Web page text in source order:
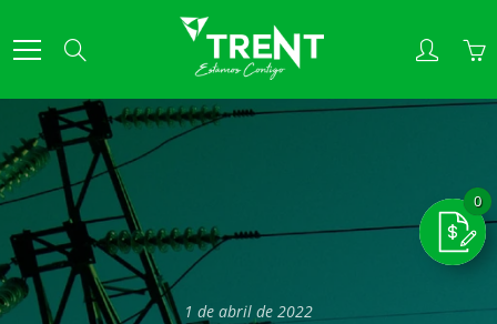
to
Content
1 de abril de 2022